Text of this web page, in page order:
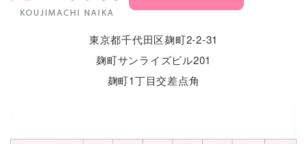
東京都千代田区麹町2-2-31
麹町サンライズビル201
麹町1丁目交差点角